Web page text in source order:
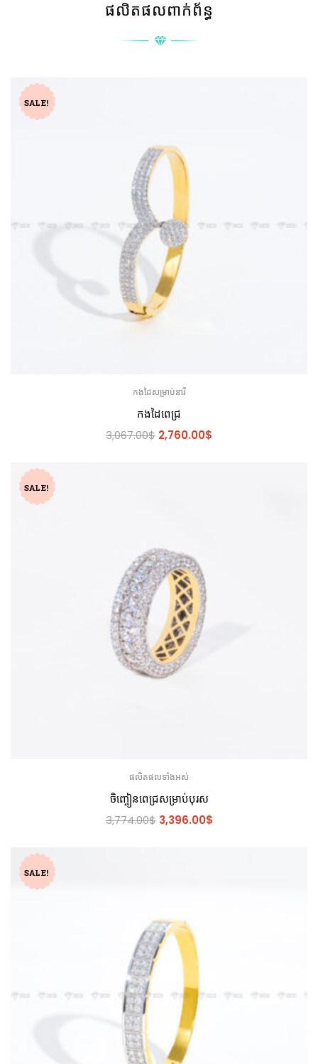
ផលិតផលពាក់ព័ន្ធ
SALE!
កងដៃសម្រាប់នារី
កងដៃពេជ្រ
3,067.00$ 2,760.00$
SALE!
ផលិតផលទាំងអស់
ចិញ្ចៀនពេជ្រសម្រាប់បុរស
3,774.00$ 3,396.00$
SALE!